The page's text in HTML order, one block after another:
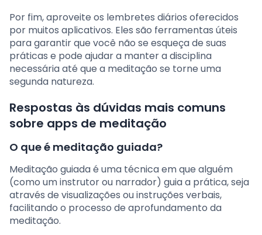
Por fim, aproveite os lembretes diários oferecidos
por muitos aplicativos. Eles são ferramentas úteis
para garantir que você não se esqueça de suas
práticas e pode ajudar a manter a disciplina
necessária até que a meditação se torne uma
segunda natureza.
Respostas às dúvidas mais comuns
sobre apps de meditação
O que é meditação guiada?
Meditação guiada é uma técnica em que alguém
(como um instrutor ou narrador) guia a prática, seja
através de visualizações ou instruções verbais,
facilitando o processo de aprofundamento da
meditação.